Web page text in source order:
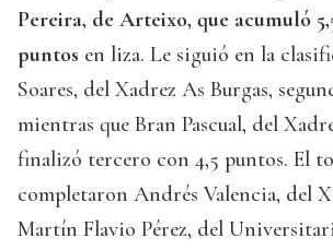
Pereira, de Arteixo, que acumuló
puntos en liza. Le siguió en la
Soares, del Xadrez As Burgas,
mientras que Bran Pascual, del
finalizó tercero con 4,5 puntos. El
completaron Andrés Valencia, del
Martín Flavio Pérez, del